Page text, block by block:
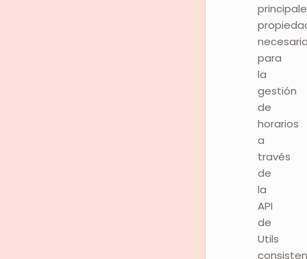
para
la
gestión
de
horarios
a
través
de
la
API
de
Utils
consisten